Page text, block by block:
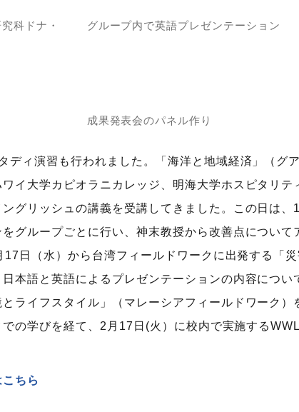
科ドナ・
グループ内で英語プレゼンテーション
成果発表会のパネル作り
ディ演習も行われました。「海洋と地域経済」（グ
イ大学カピオラニカレッジ、明海大学ホスピタリテ
グリッシュの講義を受講してきました。この日は、
グループごとに行い、神末教授から改善点について
日（水）から台湾フィールドワークに出発する「
本語と英語によるプレゼンテーションの内容につい
ライフスタイル」（マレーシアフィールドワーク）
の学びを経て、2月17日(火）に校内で実施する
ちら